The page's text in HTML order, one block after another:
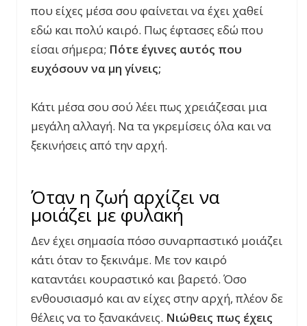
που είχες μέσα σου φαίνεται να έχει χαθεί
εδώ και πολύ καιρό. Πως έφτασες εδώ που
είσαι σήμερα; Πότε έγινες αυτός που
ευχόσουν να μη γίνεις;
Κάτι μέσα σου σού λέει πως χρειάζεσαι μια
μεγάλη αλλαγή. Να τα γκρεμίσεις όλα και να
ξεκινήσεις από την αρχή.
Όταν η ζωή αρχίζει να
μοιάζει με φυλακή
Δεν έχει σημασία πόσο συναρπαστικό μοιάζει
κάτι όταν το ξεκινάμε. Με τον καιρό
καταντάει κουραστικό και βαρετό. Όσο
ενθουσιασμό και αν είχες στην αρχή, πλέον δε
θέλεις να το ξανακάνεις. Νιώθεις πως έχεις